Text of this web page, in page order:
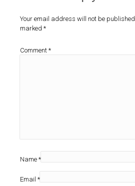
Your email address will not be published.
marked *
Comment *
Name *
Email *